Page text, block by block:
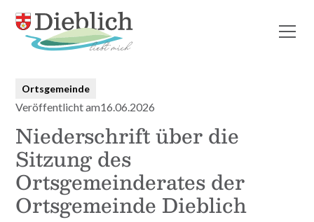
Alle Beiträge
Ortsgemeinde
Veröffentlicht am16.06.2026
Niederschrift über die
Sitzung des
Ortsgemeinderates der
Ortsgemeinde Dieblich